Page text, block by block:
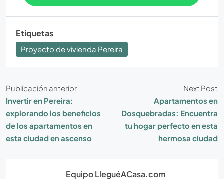
Etiquetas
Proyecto de vivienda Pereira
Publicación anterior
Invertir en Pereira:
explorando los beneficios
de los apartamentos en
esta ciudad en ascenso
Next Post
Apartamentos en
Dosquebradas: Encuentra
tu hogar perfecto en esta
hermosa ciudad
Equipo LleguéACasa.com